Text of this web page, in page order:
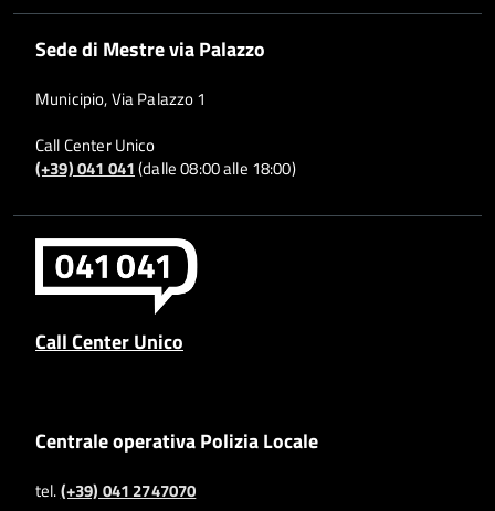
Sede di Mestre via Palazzo
Municipio, Via Palazzo 1
Call Center Unico
(+39) 041 041(dalle 08:00 alle 18:00)
Call Center Unico
Centrale operativa Polizia Locale
tel.(+39) 041 2747070